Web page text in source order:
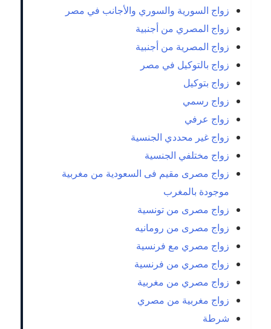
زواج السورية والسوري والأجانب في مصر
زواج المصري من أجنبية
زواج المصرية من أجنبية
زواج بالتوكيل في مصر
زواج بتوكيل
زواج رسمي
زواج عرفي
زواج غير محددي الجنسية
زواج مختلفي الجنسية
زواج مصرى مقيم فى السعودية من مغربية
موجودة بالمغرب
زواج مصرى من تونسية
زواج مصرى من رومانيه
زواج مصري مع فرنسية
زواج مصري من فرنسية
زواج مصري من مغربية
زواج مغربية من مصري
شرطة